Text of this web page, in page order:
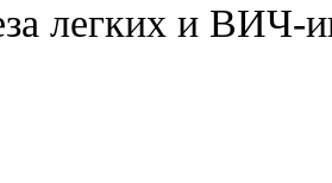
легких и ВИЧ-